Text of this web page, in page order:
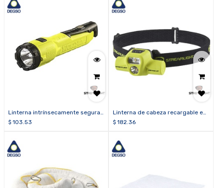
Linterna intrínsecamente segura
DUALIE® 3AA con magneto (Clase
$ 103.53
Linterna de cabeza recargable e
intrínsecamente segura USB HAZ-
$ 182.36